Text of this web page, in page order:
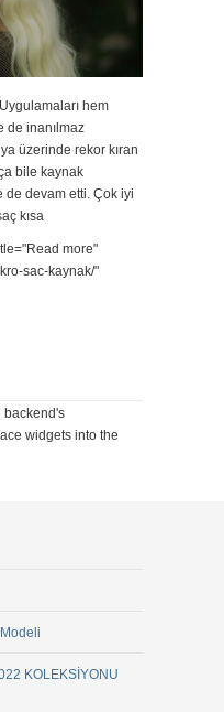
hem
de inanılmaz
üzerinde rekor kıran
bile kaynak
de devam etti. Çok iyi
kısa
more"
sac-kaynak/"
backend's
widgets into the
Modeli
KOLEKSİYONU